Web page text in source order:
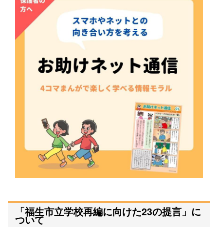
「福生市立学校再編に向けた23の提言」に
ついて